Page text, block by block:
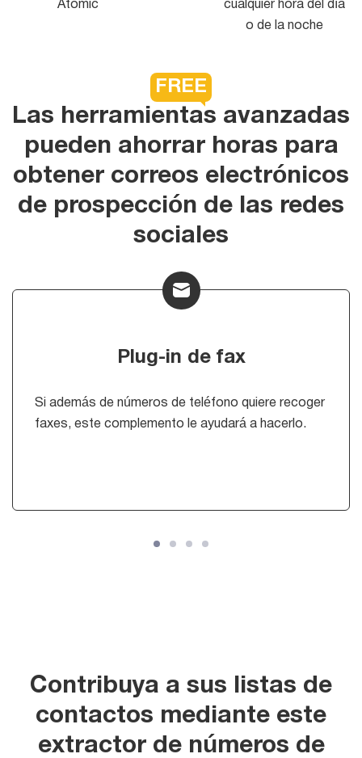
Atomic
cualquier hora del día
o de la noche
Las herramientas avanzadas
pueden ahorrar horas para
obtener correos electrónicos
de prospección de las redes
sociales
FREE
Plug-in de fax
Si además de números de teléfono quiere recoger
faxes, este complemento le ayudará a hacerlo.
Contribuya a sus listas de
contactos mediante este
extractor de números de